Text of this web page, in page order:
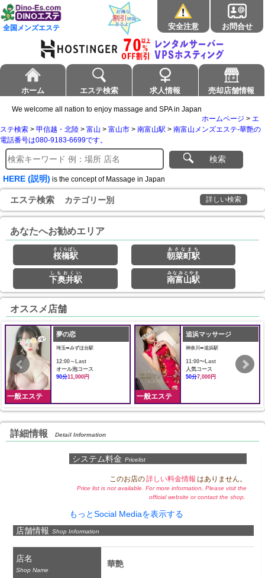
全国メンズエステ 安全注意 お問合せ
ホーム エステ検索 求人情報 売却店舗情報
We welcome all nation to enjoy massage and SPA in Japan
ホームページ > エ
ステ検索 > 甲信越・北陸 > 富山 > 富山市 > 南富山駅 > 南富山メンズエステ-華艶の
電話番号は080-9183-6699です。
検索
HERE (説明) is the concept of Massage in Japan
エステ検索 カテゴリー別 詳しい検索
あなたへお勧めエリア
桜橋駅
さくらばし
朝菜町駅
あさなまち
下奥井駅
しもおくい
南富山駅
みなみとやま
オススメ店舗
一般エステ
夢の恋
埼玉➠みずほ台駅
12:00～Last
オール泡コース
90分11,000円
一般エステ
追浜マッサージ
神奈川➠追浜駅
11:00〜Last
人気コース
50分7,000円
詳細情報 Detail Information
システム料金 Pricelist
このお店の詳しい料金情報 はありません。
Price list is not available. For more information, Please visit the
official website or contact the shop.
もっとSocial Mediaを表示する
店舗情報 Shop Information
店名
Shop Name
華艶